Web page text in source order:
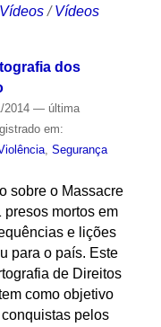
Vídeos / Vídeos
dos
2014 — última
em:
, Segurança
sobre o Massacre
mortos em
e lições
para o país. Este
de Direitos
como objetivo
pelos